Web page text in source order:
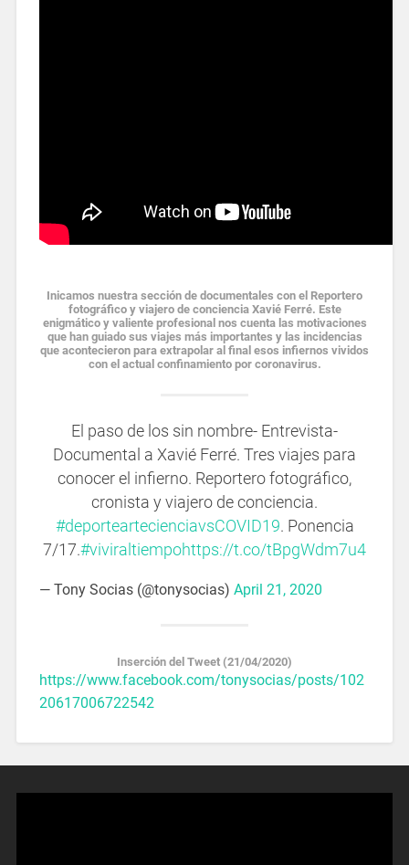
Inicamos nuestra sección de documentales con el Reportero
fotográfico y viajero de conciencia Xavié Ferré. Este
enigmático y valiente profesional nos cuenta las motivaciones
que han guiado sus viajes más importantes y las incidencias
que acontecieron para extrapolar al final esos infiernos vividos
con el actual confinamiento por coronavirus.
El paso de los sin nombre- Entrevista-
Documental a Xavié Ferré. Tres viajes para
conocer el infierno. Reportero fotográfico,
cronista y viajero de conciencia.
#deporteartecienciavsCOVID19. Ponencia
7/17.#viviraltiempohttps://t.co/tBpgWdm7u4
— Tony Socias (@tonysocias) April 21, 2020
Inserción del Tweet (21/04/2020)
https://www.facebook.com/tonysocias/posts/102
20617006722542